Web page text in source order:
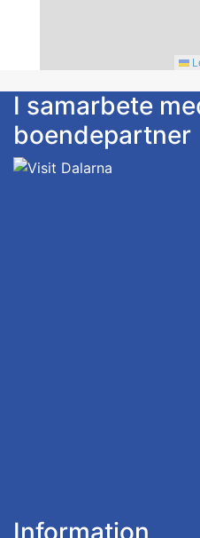
I samarbete
boendepartner
Information